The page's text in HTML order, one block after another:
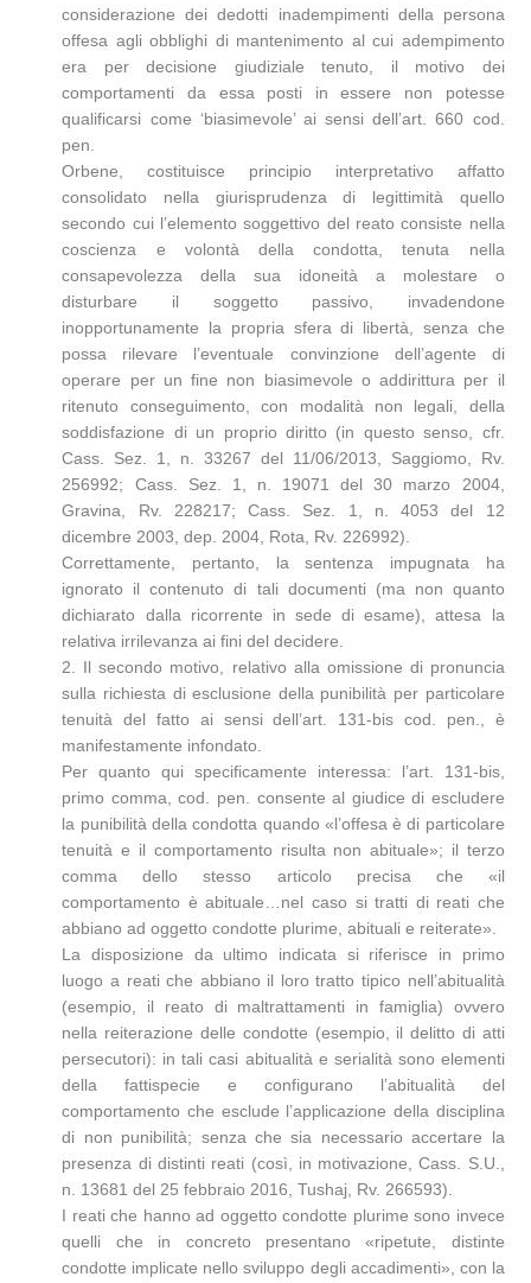
considerazione dei dedotti inadempimenti della persona
offesa agli obblighi di mantenimento al cui adempimento
era per decisione giudiziale tenuto, il motivo dei
comportamenti da essa posti in essere non potesse
qualificarsi come ‘biasimevole’ ai sensi dell’art. 660 cod.
pen.
Orbene, costituisce principio interpretativo affatto
consolidato nella giurisprudenza di legittimità quello
secondo cui l’elemento soggettivo del reato consiste nella
coscienza e volontà della condotta, tenuta nella
consapevolezza della sua idoneità a molestare o
disturbare il soggetto passivo, invadendone
inopportunamente la propria sfera di libertà, senza che
possa rilevare l’eventuale convinzione dell’agente di
operare per un fine non biasimevole o addirittura per il
ritenuto conseguimento, con modalità non legali, della
soddisfazione di un proprio diritto (in questo senso, cfr.
Cass. Sez. 1, n. 33267 del 11/06/2013, Saggiomo, Rv.
256992; Cass. Sez. 1, n. 19071 del 30 marzo 2004,
Gravina, Rv. 228217; Cass. Sez. 1, n. 4053 del 12
dicembre 2003, dep. 2004, Rota, Rv. 226992).
Correttamente, pertanto, la sentenza impugnata ha
ignorato il contenuto di tali documenti (ma non quanto
dichiarato dalla ricorrente in sede di esame), attesa la
relativa irrilevanza ai fini del decidere.
2. Il secondo motivo, relativo alla omissione di pronuncia
sulla richiesta di esclusione della punibilità per particolare
tenuità del fatto ai sensi dell’art. 131-bis cod. pen., è
manifestamente infondato.
Per quanto qui specificamente interessa: l’art. 131-bis,
primo comma, cod. pen. consente al giudice di escludere
la punibilità della condotta quando «l’offesa è di particolare
tenuità e il comportamento risulta non abituale»; il terzo
comma dello stesso articolo precisa che «il
comportamento è abituale…nel caso si tratti di reati che
abbiano ad oggetto condotte plurime, abituali e reiterate».
La disposizione da ultimo indicata si riferisce in primo
luogo a reati che abbiano il loro tratto tipico nell’abitualità
(esempio, il reato di maltrattamenti in famiglia) ovvero
nella reiterazione delle condotte (esempio, il delitto di atti
persecutori): in tali casi abitualità e serialità sono elementi
della fattispecie e configurano l’abitualità del
comportamento che esclude l’applicazione della disciplina
di non punibilità; senza che sia necessario accertare la
presenza di distinti reati (così, in motivazione, Cass. S.U.,
n. 13681 del 25 febbraio 2016, Tushaj, Rv. 266593).
I reati che hanno ad oggetto condotte plurime sono invece
quelli che in concreto presentano «ripetute, distinte
condotte implicate nello sviluppo degli accadimenti», con la